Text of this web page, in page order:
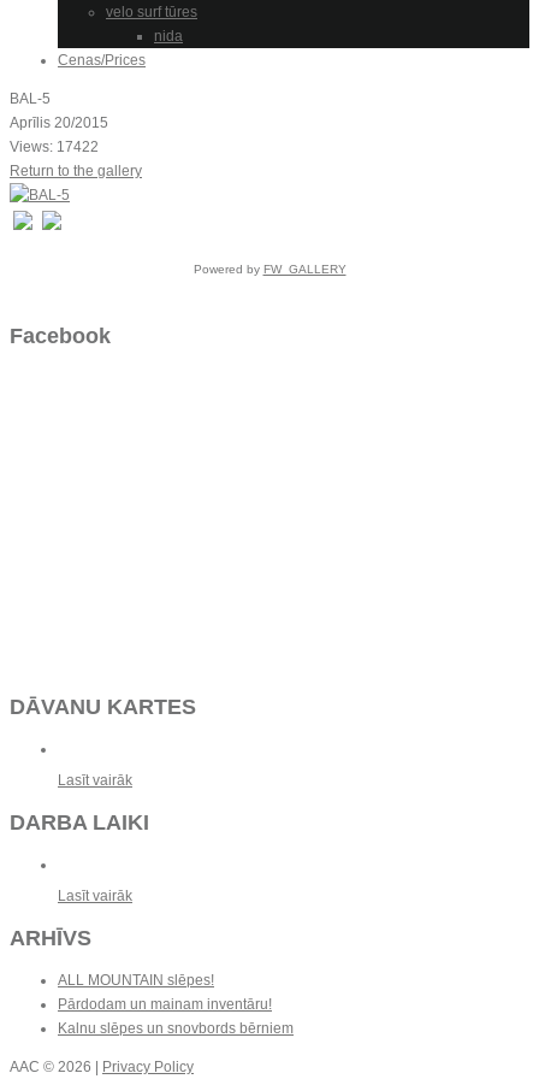
velo surf tūres
nida
Cenas/Prices
BAL-5
Aprīlis 20/2015
Views: 17422
Return to the gallery
Powered by FW_GALLERY
Facebook
DĀVANU KARTES
Lasīt vairāk
DARBA LAIKI
Lasīt vairāk
ARHĪVS
ALL MOUNTAIN slēpes!
Pārdodam un mainam inventāru!
Kalnu slēpes un snovbords bērniem
AAC © 2026 | Privacy Policy